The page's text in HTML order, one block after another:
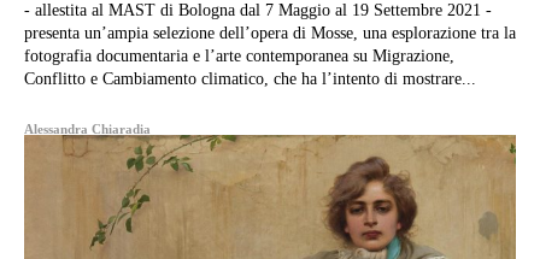
- allestita al MAST di Bologna dal 7 Maggio al 19 Settembre 2021 -
presenta un’ampia selezione dell’opera di Mosse, una esplorazione tra la
fotografia documentaria e l’arte contemporanea su Migrazione,
Conflitto e Cambiamento climatico, che ha l’intento di mostrare...
Alessandra Chiaradia